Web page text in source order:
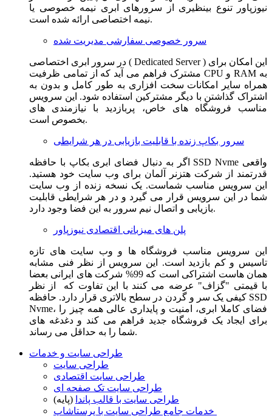
نیوزپاور تنوع بینظیری از سرورهای ابری نیمه خصوصی یا
نیمه اختصاصی ارائه شده است.
سرور خصوصی سفارشی مدیریت شده
در سرور ابری اختصاصی ( Dedicated Server ) این امکان برای
مشترک فراهم می آید که از تمامی ظرفیت CPU و RAM به
همراه سایر امکانات سخت افزاری به طور کامل و بدون به
اشتراک گذاشتن با دیگر مشترکین استفاده شود. این سرویس
مناسب فروشگاه های خاص، پربازدید با نیازمندی های
بخصوص است.
سرور بکاپ زنده با قابلیت بازیابی در هر شرایطی
اگر به دنبال فضای ابری بکاپ با حافظه SSD Nvme واقعی
قدرتمند از شرکت هتزنر آلمان برای وب سایت خود هستید.
این سرویس مناسب شماست. یک نسخه زنده از وب سایت
شما در این سرویس قرار می گیرد و در هر شرایطی قابلیت
بازیابی و اتصال نیم سرور به این فضا وجود دارد.
پلن های میزبانی اقتصادی نیوزپاور
این سرویس مناسب فروشگاه ها و وب سایت های تازه
تاسیس و کم بازدید است. این سرویس از نظر فنی مشابه
همان هاست اشتراکی است که 99% شرکت های ایرانی بعضا
با قیمتی "گزاف" عرضه می کنند با این تفاوت که از نظر
کیفی یک سر و گردن در سطح بالاتری قرار دارد. حافظه SSD
Nvme، فضای کاملا ابری، امنیت و پایداری عالی همه چیز را
برای ایجاد یک فروشگاه جدید فراهم می کند و دغدغه های
شما را به حداقل می رساند.
طراحی سایت و خدمات
طراحی سایت
طراحی سایت اقتصادی
طراحی سایت تک صفحه ای
طراحی سایت با قالب پاندا (پایه)